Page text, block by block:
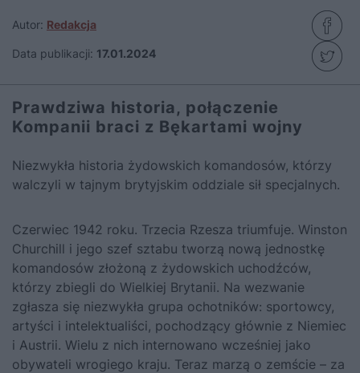
Autor: Redakcja
Data publikacji: 17.01.2024
Prawdziwa historia, połączenie
Kompanii braci z Bękartami wojny
Niezwykła historia żydowskich komandosów, którzy
walczyli w tajnym brytyjskim oddziale sił specjalnych.
Czerwiec 1942 roku. Trzecia Rzesza triumfuje. Winston
Churchill i jego szef sztabu tworzą nową jednostkę
komandosów złożoną z żydowskich uchodźców,
którzy zbiegli do Wielkiej Brytanii. Na wezwanie
zgłasza się niezwykła grupa ochotników: sportowcy,
artyści i intelektualiści, pochodzący głównie z Niemiec
i Austrii. Wielu z nich internowano wcześniej jako
obywateli wrogiego kraju. Teraz marzą o zemście – za